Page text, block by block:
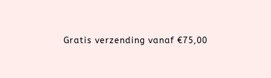
Gratis verzending vanaf €75,00